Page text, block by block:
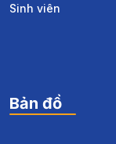
Sinh viên
Bản đồ